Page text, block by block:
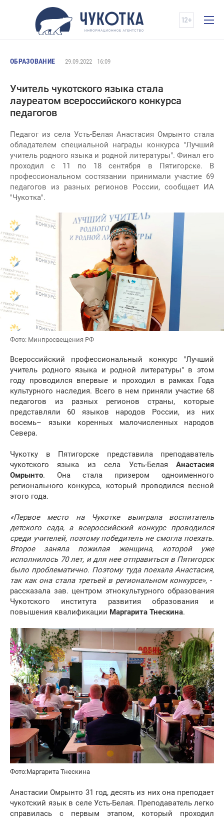
ОБРАЗОВАНИЕ 29.09.2022 16:09
Учитель чукотского языка стала
лауреатом всероссийского конкурса
педагогов
Педагог из села Усть-Белая Анастасия Омрынто стала
обладателем специальной награды конкурса "Лучший
учитель родного языка и родной литературы". Финал его
проходил с 11 по 18 сентября в Пятигорске. В
профессиональном состязании принимали участие 69
педагогов из разных регионов России, сообщает ИА
"Чукотка".
Фото: Минпросвещения РФ
Всероссийский профессиональный конкурс "Лучший
учитель родного языка и родной литературы" в этом
году проводился впервые и проходил в рамках Года
культурного наследия. Всего в нем приняли участие 68
педагогов из разных регионов страны, которые
представляли 60 языков народов России, из них
восемь– языки коренных малочисленных народов
Севера.
Чукотку в Пятигорске представила преподаватель
чукотского языка из села Усть-Белая Анастасия
Омрынто. Она стала призером одноименного
регионального конкурса, который проводился весной
этого года.
«Первое место на Чукотке выиграла воспитатель
детского сада, а всероссийский конкурс проводился
среди учителей, поэтому победитель не смогла поехать.
Второе заняла пожилая женщина, которой уже
исполнилось 70 лет, и для нее отправиться в Пятигорск
было проблематично. Поэтому туда поехала Анастасия,
так как она стала третьей в региональном конкурсе», -
рассказала зав. центром этнокультурного образования
Чукотского института развития образования и
повышения квалификации Маргарита Тнескина.
Фото:Маргарита Тнескина
Анастасии Омрынто 31 год, десять из них она преподает
чукотский язык в селе Усть-Белая. Преподаватель легко
справилась с первым этапом, который проходил